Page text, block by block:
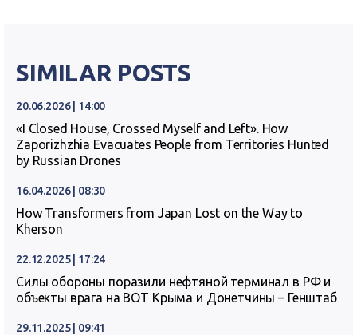
SIMILAR POSTS
20.06.2026 | 14:00
«I Closed House, Crossed Myself and Left». How
Zaporizhzhia Evacuates People from Territories Hunted
by Russian Drones
16.04.2026 | 08:30
How Transformers from Japan Lost on the Way to
Kherson
22.12.2025 | 17:24
Силы обороны поразили нефтяной терминал в РФ и
объекты врага на ВОТ Крыма и Донетчины – Генштаб
29.11.2025 | 09:41